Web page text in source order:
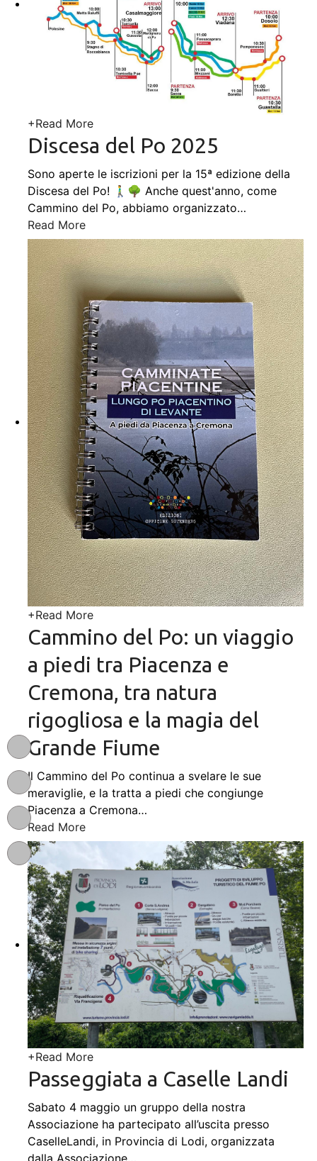
+Read More
Discesa del Po 2025
Sono aperte le iscrizioni per la 15ª edizione della
Discesa del Po! 🚶‍♂️🌳 Anche quest'anno, come
Cammino del Po, abbiamo organizzato…
Read More
+Read More
Cammino del Po: un viaggio
a piedi tra Piacenza e
Cremona, tra natura
rigogliosa e la magia del
Grande Fiume
Il Cammino del Po continua a svelare le sue
meraviglie, e la tratta a piedi che congiunge
Piacenza a Cremona…
Read More
+Read More
Passeggiata a Caselle Landi
Sabato 4 maggio un gruppo della nostra
Associazione ha partecipato all’uscita presso
CaselleLandi, in Provincia di Lodi, organizzata